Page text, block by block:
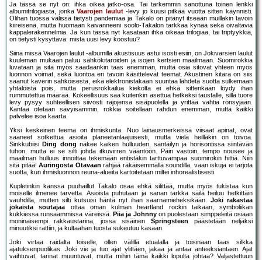
Ja tässä se nyt on: ihka oikea jatko-osa. Tai tarkemmin sanottuna toinen lenkki
albumitrilogiasta, jonkaVaarojen laulut-levy jo kuusi pitkää vuotta sitten käynnisti.
Olihan tuossa välissä tietysti pandemiaa ja Takalo on pitänyt itseään muillakin tavoin
kiireisenä, mutta huomaan kaivanneeni soolo-Takalon tarkkaa kynää sekä oivaltavia
kappalerakennelmia. Ja kun tässä nyt kasataan ihka oikeaa trilogiaa, tai triptyykkiä,
on tietysti kysyttävä: mistä uusi levy koostuu?
Siinä missä Vaarojen laulut -albumilla akustisuus astui isosti esiin, on Jokivarsien laulut
kuuleman mukaan paluu sähkökitaroiden ja isojen kertsien maailmaan. Suomirokkia
luvataan ja sitä myös saadaankin taas enemmän, mutta osia sitovat yhteen myös
luonnon voimat, sekä luontoa eri tavoin käsittelevät teemat. Akustinen kitara on siis
saanut kaverin sähköisestä, eikä elektronistakaan suuntaa lähdetä suotta sulkemaan
yhtälöistä pois, mutta perusrokkailua kiekolta ei ehkä sittenkään löydy ihan
rummutettua määrää. Kokeellisuus saa kuitenkin asettua hetkeksi taustalle, sillä tuore
levy pysyy suhteellisen siivosti rajojensa sisäpuolella ja yrittää vahtia rönsyjään.
Kantaa otetaan sävyisämmin, rokkia soitellaan rahdun enemmän, mutta kaikki
palvelee isoa kaarta.
Yksi keskeinen teema on ihmiskunta. Nuo lainausmerkeissä viisaat apinat, ovat
saaneet sotkettua asioita planeetanlaajuisesti, mutta vielä heilläkin on toivoa.
Sinkkubiisi Ding dong näkee kaiken hulluuden, säntäilyn ja horisontissa siintävän
tuhon, mutta ei se silti johda itkuvirren vääntöön. Päin vastoin, tempo nousee ja
maailman hulluus innoittaa tekemään entistäkin tarttuvampaa suomirokin hittiä. Niin
sitä pitää! Auringosta Otavaan rähjää räkäisemmällä soundilla, vaan iskuja ei tarjota
suotta, kun ihmisluonnon reuna-alueita kartoitetaan miltei inhorealistisesti.
Kupletinkin kanssa puuhaillut Takalo osaa ehkä silittää, mutta myös tukistaa kun
moiselle ilmenee tarvetta. Asioista puhutaan ja sanan tarkka säilä heiluu hetkittäin
vauhdilla, mutten silti kutsuisi häntä nyt ihan saarnamieheksikään. Joki rakastaa
jokaista soutajaaottaa oman kulman heartland rockin taikaan, symboliikan
kukkiessa runsaammissa väreissä. Piia ja Johnnyon puolestaan simppeleitä osiaan
moninaisempi rakkaustarina, jossa sisäinen Springsteen päästetään neljäksi
minuutiksi rattiin, ja kultaahan tuosta sukeutuu kasaan.
Joki virtaa raidalta toiselle, ollen välillä etualalla ja toisinaan taas silkka
ajatuksenpuolikas. Joki vie ja tuo ajat ylittäen, jakaa ja antaa anteeksiantaen. Ajat
vaihtuvat, tarinat muuntuvat, mutta mihin tämä kaikki lopulta johtaa? Valjastettuun